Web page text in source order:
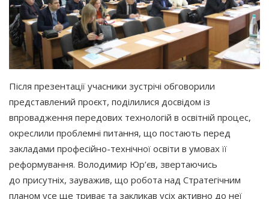
Після презентації учасники зустрічі обговорили
представлений проєкт, поділилися досвідом із
впровадження передових технологій в освітній процес,
окреслили проблемні питання, що постають перед
закладами професійно-технічної освіти в умовах її
реформування. Володимир Юр’єв, звертаючись
до присутніх, зауважив, що робота над Стратегічним
планом усе ще триває та закликав усіх активно до неї